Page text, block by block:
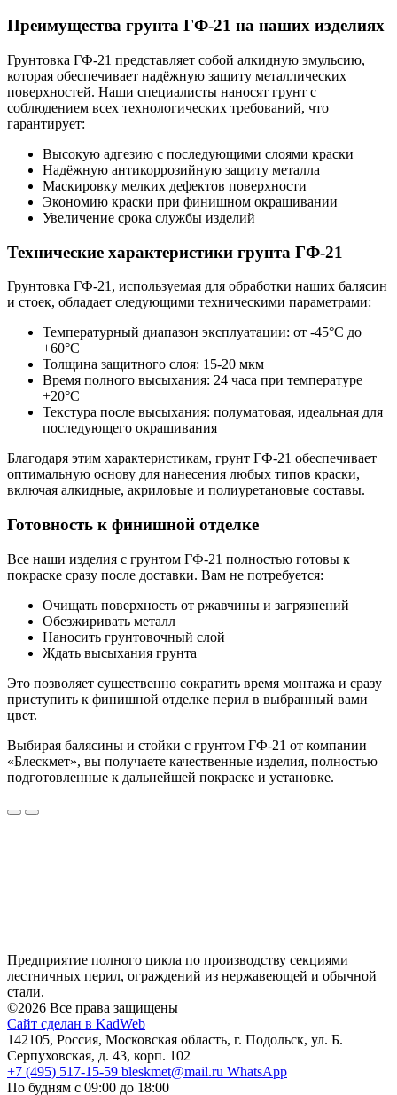
Преимущества грунта ГФ-21 на наших изделиях
Грунтовка ГФ-21 представляет собой алкидную эмульсию,
которая обеспечивает надёжную защиту металлических
поверхностей. Наши специалисты наносят грунт с
соблюдением всех технологических требований, что
гарантирует:
Высокую адгезию с последующими слоями краски
Надёжную антикоррозийную защиту металла
Маскировку мелких дефектов поверхности
Экономию краски при финишном окрашивании
Увеличение срока службы изделий
Технические характеристики грунта ГФ-21
Грунтовка ГФ-21, используемая для обработки наших балясин
и стоек, обладает следующими техническими параметрами:
Температурный диапазон эксплуатации: от -45°C до
+60°C
Толщина защитного слоя: 15-20 мкм
Время полного высыхания: 24 часа при температуре
+20°C
Текстура после высыхания: полуматовая, идеальная для
последующего окрашивания
Благодаря этим характеристикам, грунт ГФ-21 обеспечивает
оптимальную основу для нанесения любых типов краски,
включая алкидные, акриловые и полиуретановые составы.
Готовность к финишной отделке
Все наши изделия с грунтом ГФ-21 полностью готовы к
покраске сразу после доставки. Вам не потребуется:
Очищать поверхность от ржавчины и загрязнений
Обезжиривать металл
Наносить грунтовочный слой
Ждать высыхания грунта
Это позволяет существенно сократить время монтажа и сразу
приступить к финишной отделке перил в выбранный вами
цвет.
Выбирая балясины и стойки с грунтом ГФ-21 от компании
«Блескмет», вы получаете качественные изделия, полностью
подготовленные к дальнейшей покраске и установке.
Предприятие полного цикла по производству секциями
лестничных перил, ограждений из нержавеющей и обычной
стали.
©2026 Все права защищены
Сайт сделан в KadWeb
142105, Россия, Московская область, г. Подольск, ул. Б.
Серпуховская, д. 43, корп. 102
+7 (495) 517-15-59 bleskmet@mail.ru WhatsApp
По будням с 09:00 до 18:00